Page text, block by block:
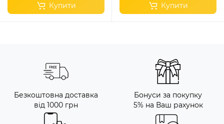
Купити Купити
Безкоштовна доставка
від 1000 грн
Бонуси за покупку
5% на Ваш рахунок